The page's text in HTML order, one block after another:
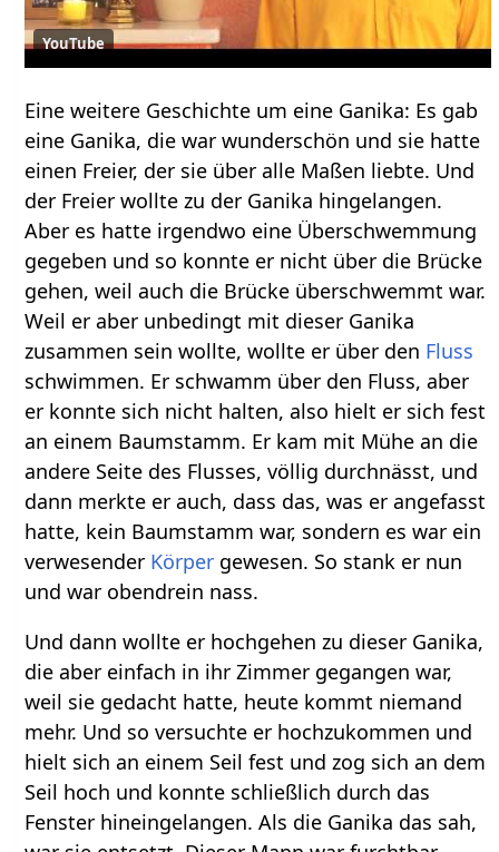
YouTube
Eine weitere Geschichte um eine Ganika: Es gab
eine Ganika, die war wunderschön und sie hatte
einen Freier, der sie über alle Maßen liebte. Und
der Freier wollte zu der Ganika hingelangen.
Aber es hatte irgendwo eine Überschwemmung
gegeben und so konnte er nicht über die Brücke
gehen, weil auch die Brücke überschwemmt war.
Weil er aber unbedingt mit dieser Ganika
zusammen sein wollte, wollte er über den Fluss
schwimmen. Er schwamm über den Fluss, aber
er konnte sich nicht halten, also hielt er sich fest
an einem Baumstamm. Er kam mit Mühe an die
andere Seite des Flusses, völlig durchnässt, und
dann merkte er auch, dass das, was er angefasst
hatte, kein Baumstamm war, sondern es war ein
verwesender Körper gewesen. So stank er nun
und war obendrein nass.
Und dann wollte er hochgehen zu dieser Ganika,
die aber einfach in ihr Zimmer gegangen war,
weil sie gedacht hatte, heute kommt niemand
mehr. Und so versuchte er hochzukommen und
hielt sich an einem Seil fest und zog sich an dem
Seil hoch und konnte schließlich durch das
Fenster hineingelangen. Als die Ganika das sah,